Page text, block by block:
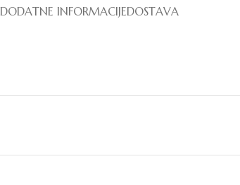
DODATNE INFORMACIJEDOSTAVA